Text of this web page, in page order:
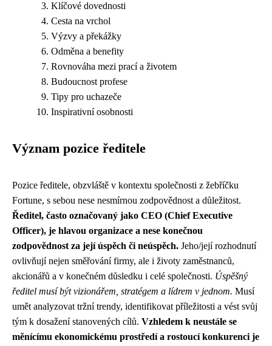
Klíčové dovednosti
Cesta na vrchol
Výzvy a překážky
Odměna a benefity
Rovnováha mezi prací a životem
Budoucnost profese
Tipy pro uchazeče
Inspirativní osobnosti
Význam pozice ředitele
Pozice ředitele, obzvláště v kontextu společnosti z žebříčku
Fortune, s sebou nese nesmírnou zodpovědnost a důležitost.
Ředitel, často označovaný jako CEO (Chief Executive
Officer), je hlavou organizace a nese konečnou
zodpovědnost za její úspěch či neúspěch. Jeho/její rozhodnutí
ovlivňují nejen směřování firmy, ale i životy zaměstnanců,
akcionářů a v konečném důsledku i celé společnosti. Úspěšný
ředitel musí být vizionářem, stratégem a lídrem v jednom. Musí
umět analyzovat tržní trendy, identifikovat příležitosti a vést svůj
tým k dosažení stanovených cílů. Vzhledem k neustále se
měnícímu ekonomickému prostředí a rostoucí konkurenci je